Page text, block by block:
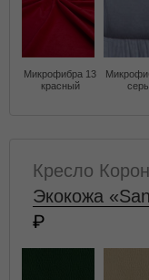
Микрофибра 13
красный
Кресло
Экокожа